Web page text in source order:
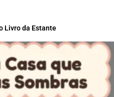
Livro da Estante